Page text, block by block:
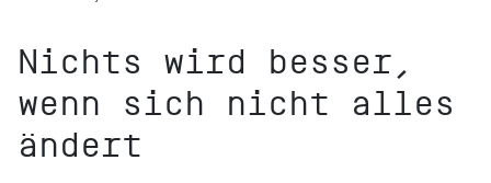
Nichts wird besser,
wenn sich nicht alles
ändert